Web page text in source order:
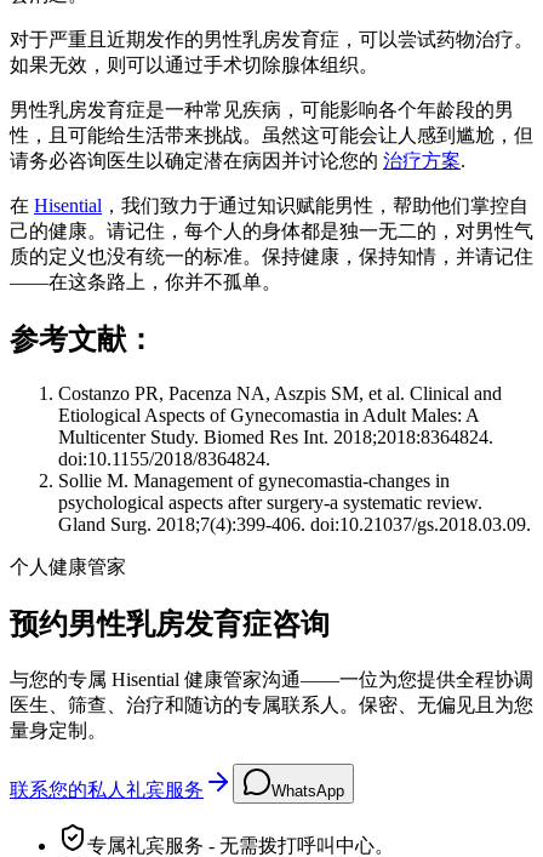
对于严重且近期发作的男性乳房发育症，可以尝试药物治疗。
如果无效，则可以通过手术切除腺体组织。
男性乳房发育症是一种常见疾病，可能影响各个年龄段的男
性，且可能给生活带来挑战。虽然这可能会让人感到尴尬，但
请务必咨询医生以确定潜在病因并讨论您的 治疗方案.
在 Hisential ，我们致力于通过知识赋能男性，帮助他们掌控自
己的健康。请记住，每个人的身体都是独一无二的，对男性气
质的定义也没有统一的标准。保持健康，保持知情，并请记住
——在这条路上，你并不孤单。
参考文献：
Costanzo PR, Pacenza NA, Aszpis SM, et al. Clinical and
Etiological Aspects of Gynecomastia in Adult Males: A
Multicenter Study. Biomed Res Int. 2018;2018:8364824.
doi:10.1155/2018/8364824.
Sollie M. Management of gynecomastia-changes in
psychological aspects after surgery-a systematic review.
Gland Surg. 2018;7(4):399-406. doi:10.21037/gs.2018.03.09.
个人健康管家
预约男性乳房发育症咨询
与您的专属 Hisential 健康管家沟通——一位为您提供全程协调
医生、筛查、治疗和随访的专属联系人。保密、无偏见且为您
量身定制。
联系您的私人礼宾服务 WhatsApp
专属礼宾服务 - 无需拨打呼叫中心。